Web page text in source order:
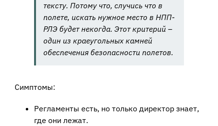
тексту. Потому что, случись что в
полете, искать нужное место в НПП-
РЛЭ будет некогда. Этот критерий –
один из краеугольных камней
обеспечения безопасности полетов.
Симптомы:
Регламенты есть, но только директор знает,
где они лежат.